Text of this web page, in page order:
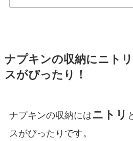
ナプキンの収納にニト
スがぴったり！
ナプキンの収納にはニトリ
スがぴったりです。